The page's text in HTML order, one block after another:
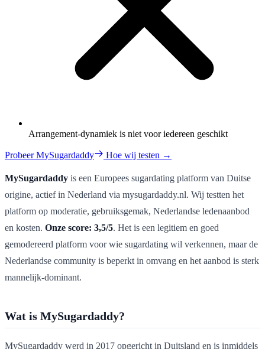
Arrangement-dynamiek is niet voor iedereen geschikt
Probeer MySugardaddy Hoe wij testen →
MySugardaddy is een Europees sugardating platform van Duitse
origine, actief in Nederland via mysugardaddy.nl. Wij testten het
platform op moderatie, gebruiksgemak, Nederlandse ledenaanbod
en kosten. Onze score: 3,5/5. Het is een legitiem en goed
gemodereerd platform voor wie sugardating wil verkennen, maar de
Nederlandse community is beperkt in omvang en het aanbod is sterk
mannelijk-dominant.
Wat is MySugardaddy?
MySugardaddy werd in 2017 opgericht in Duitsland en is inmiddels